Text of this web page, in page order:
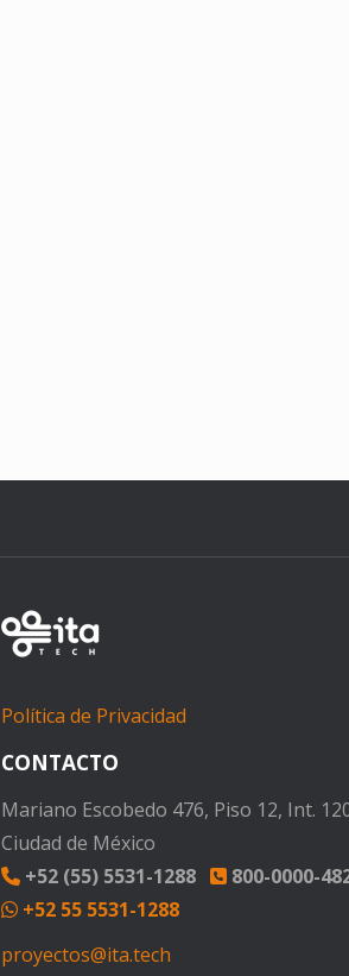
Política de Privacidad
CONTACTO
Mariano Escobedo 476, Piso 12, Int.
Ciudad de México
+52 (55) 5531-1288
800-0000-
+52 55 5531-1288
proyectos@ita.tech